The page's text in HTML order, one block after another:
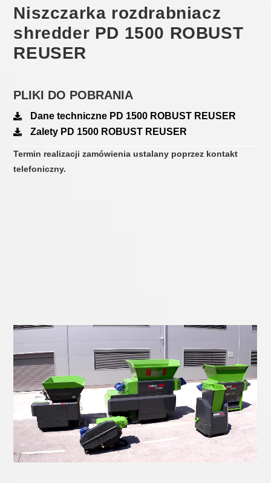
Niszczarka rozdrabniacz
shredder PD 1500 ROBUST
REUSER
PLIKI DO POBRANIA
Dane techniczne PD 1500 ROBUST REUSER
Zalety PD 1500 ROBUST REUSER
Termin realizacji zamówienia ustalany poprzez kontakt
telefoniczny.